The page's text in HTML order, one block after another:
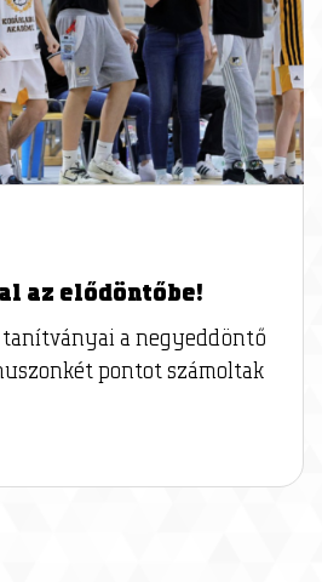
az elődöntőbe!
a negyeddöntő
pontot számoltak